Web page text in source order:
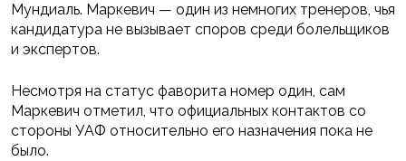
Мундиаль. Маркевич — один из немногих тренеров, чья
кандидатура не вызывает споров среди болельщиков
и экспертов.
Несмотря на статус фаворита номер один, сам
Маркевич отметил, что официальных контактов со
стороны УАФ относительно его назначения пока не
было.